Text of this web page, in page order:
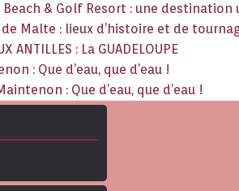
Beach & Golf Resort : une destination
de Malte : lieux d’histoire et de
ANTILLES : La GUADELOUPE
: Que d’eau, que d’eau !
: Que d’eau, que d’eau !